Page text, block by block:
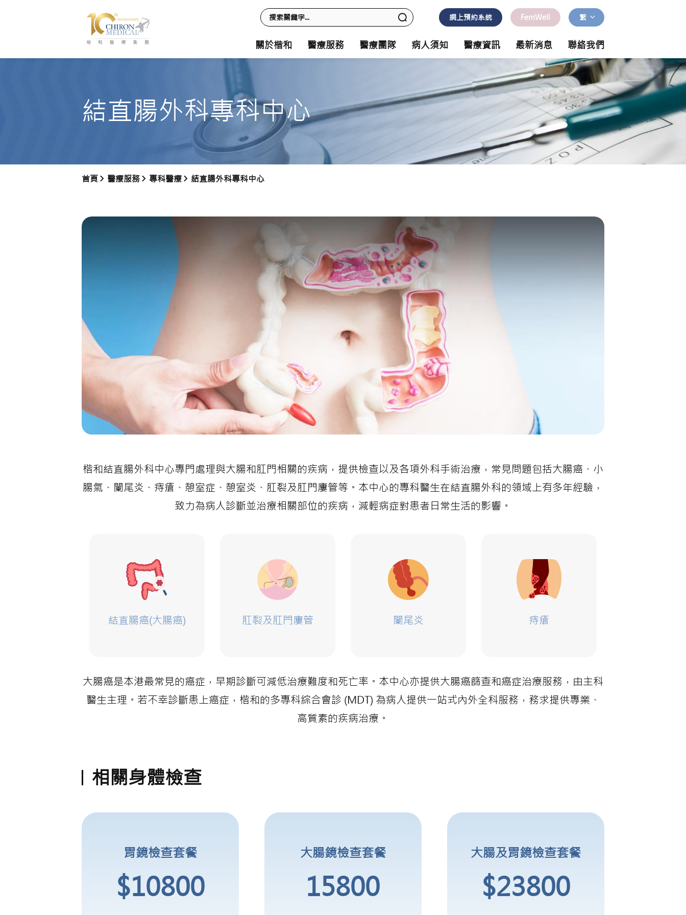
網上預約系統 FemWell 繁
關於楷和 醫療服務 醫療團隊 病人須知 醫療資訊 最新消息 聯絡我們
結直腸外科專科中心
首頁 醫療服務 專科醫療 結直腸外科專科中心
楷和結直腸外科中心專門處理與大腸和肛門相關的疾病，提供檢查以及各項外科手術治療，常見問題包括大腸癌、小
腸氣、闌尾炎、痔瘡、憩室症、憩室炎、肛裂及肛門廔管等。本中心的專科醫生在結直腸外科的領域上有多年經驗，
致力為病人診斷並治療相關部位的疾病，減輕病症對患者日常生活的影響。
結直腸癌(大腸癌) 肛裂及肛門廔管 闌尾炎 痔瘡
大腸癌是本港最常見的癌症，早期診斷可減低治療難度和死亡率。本中心亦提供大腸癌篩查和癌症治療服務，由主科
醫生主理。若不幸診斷患上癌症，楷和的多專科綜合會診 (MDT) 為病人提供一站式內外全科服務，務求提供專業、
高質素的疾病治療。
相關身體檢查
胃鏡檢查套餐
$10800
大腸鏡檢查套餐
15800
大腸及胃鏡檢查套餐
$23800